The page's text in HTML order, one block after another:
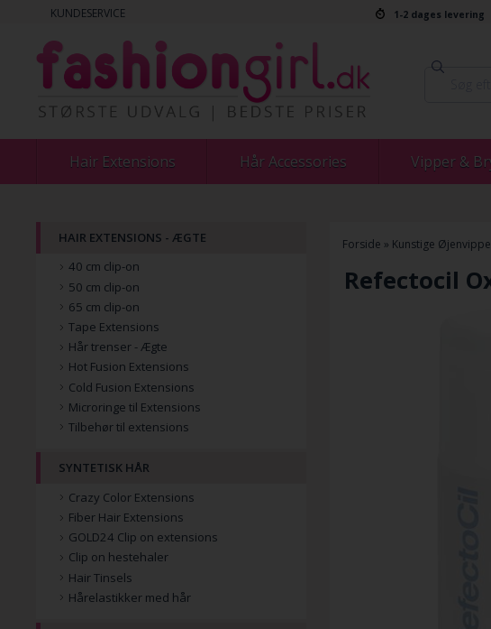
KUNDESERVICE 1-2 dages levering
Hair Extensions Hår Accessories Vipper &
Forside » Kunstige
Refectocil
HAIR EXTENSIONS - ÆGTE
40 cm clip-on
50 cm clip-on
65 cm clip-on
Tape Extensions
Hår trenser - Ægte
Hot Fusion Extensions
Cold Fusion Extensions
Microringe til Extensions
Tilbehør til extensions
SYNTETISK HÅR
Crazy Color Extensions
Fiber Hair Extensions
GOLD24 Clip on extensions
Clip on hestehaler
Hair Tinsels
Hårelastikker med hår